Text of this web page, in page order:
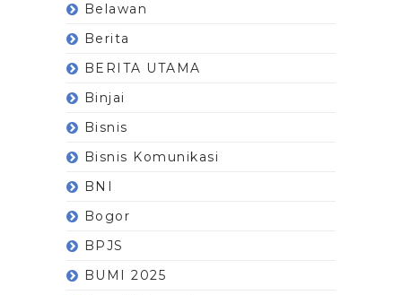
Belawan
Berita
BERITA UTAMA
Binjai
Bisnis
Bisnis Komunikasi
BNI
Bogor
BPJS
BUMI 2025